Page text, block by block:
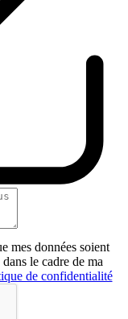
mes données soient
le cadre de ma
de confidentialité